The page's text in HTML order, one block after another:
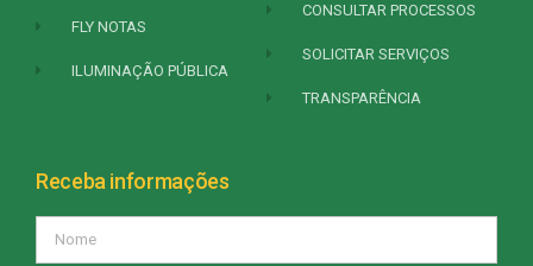
FLY NOTAS
ILUMINAÇÃO PÚBLICA
CONSULTAR PROCESSOS
SOLICITAR SERVIÇOS
TRANSPARÊNCIA
Receba informações